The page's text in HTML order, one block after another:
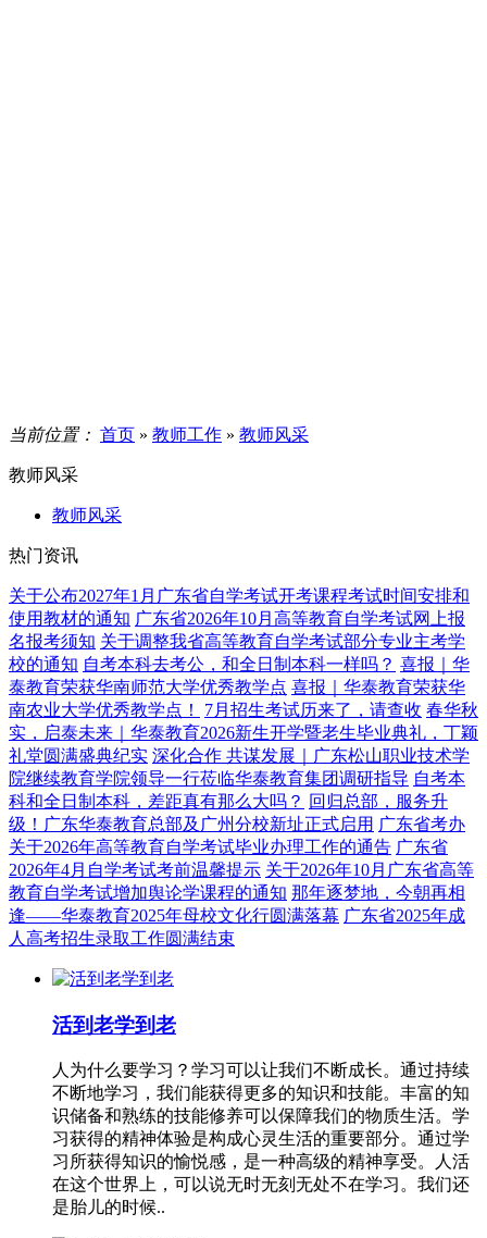
当前位置： 首页 » 教师工作 » 教师风采
教师风采
教师风采
热门资讯
关于公布2027年1月广东省自学考试开考课程考试时间安排和
使用教材的通知 广东省2026年10月高等教育自学考试网上报
名报考须知 关于调整我省高等教育自学考试部分专业主考学
校的通知 自考本科去考公，和全日制本科一样吗？ 喜报｜华
泰教育荣获华南师范大学优秀教学点 喜报｜华泰教育荣获华
南农业大学优秀教学点！
7月招生考试历来了，请查收 春华秋
实，启泰未来｜华泰教育2026新生开学暨老生毕业典礼，丁颖
礼堂圆满盛典纪实 深化合作 共谋发展｜广东松山职业技术学
院继续教育学院领导一行莅临华泰教育集团调研指导 自考本
科和全日制本科，差距真有那么大吗？ 回归总部，服务升
级！广东华泰教育总部及广州分校新址正式启用 广东省考办
关于2026年高等教育自学考试毕业办理工作的通告 广东省
2026年4月自学考试考前温馨提示 关于2026年10月广东省高等
教育自学考试增加舆论学课程的通知 那年逐梦地，今朝再相
逢——华泰教育2025年母校文化行圆满落幕 广东省2025年成
人高考招生录取工作圆满结束
活到老学到老
人为什么要学习？学习可以让我们不断成长。通过持续
不断地学习，我们能获得更多的知识和技能。丰富的知
识储备和熟练的技能修养可以保障我们的物质生活。学
习获得的精神体验是构成心灵生活的重要部分。通过学
习所获得知识的愉悦感，是一种高级的精神享受。人活
在这个世界上，可以说无时无刻无处不在学习。我们还
是胎儿的时候..